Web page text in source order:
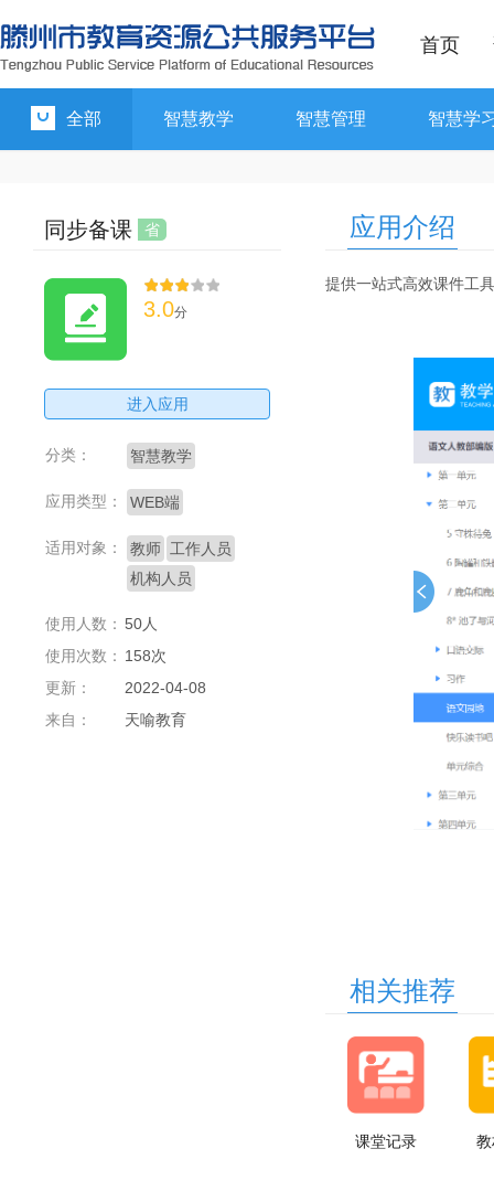
首页
全部 智慧教学 智慧管理 智慧学
同步备课 省
3.0分
进入应用
分类： 智慧教学
应用类型： WEB端
适用对象： 教师 工作人员
机构人员
使用人数： 50人
使用次数： 158次
更新：
2022-04-08
来自：
天喻教育
应用介绍
提供一站式高效课件工
相关推荐
课堂记录